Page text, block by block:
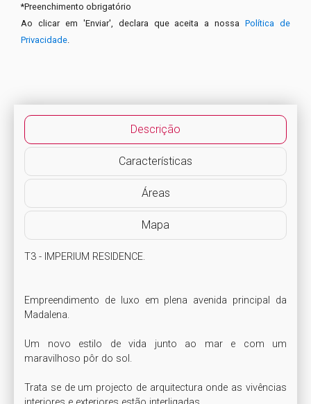
*Preenchimento obrigatório
Ao clicar em 'Enviar', declara que aceita a nossaPolítica de
Privacidade
Descrição
Características
Áreas
Mapa
T3 - IMPERIUM RESIDENCE.
Empreendimento de luxo em plena avenida principal da
Madalena.
Um novo estilo de vida junto ao mar e com um
maravilhoso pôr do sol.
Trata se de um projecto de arquitectura onde as vivências